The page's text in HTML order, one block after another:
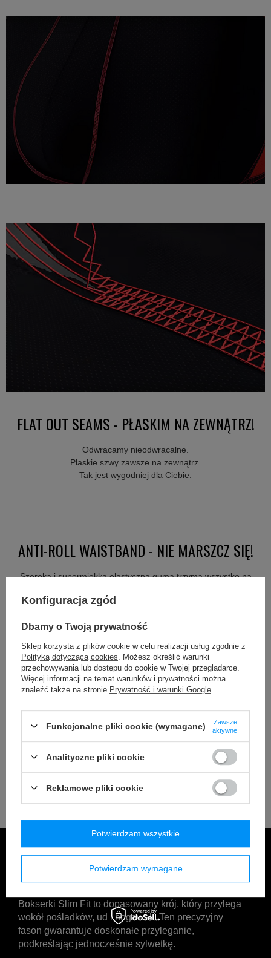
FLAT OUT SEAMS - PŁASKIM NA ZEWNĄTRZ!
Odwracamy nieodwracalne.
Płaskie szwy zawsze na zewnątrz.
Tak jest wygodniej dla Ciebie.
ANTI-ROLL WAISTBAND - NIE MARSZCZ SIĘ!
Szeroka i supermiękka elastyczna guma trzyma wszystko na
Nie marszczymy Freda.
SLIM FIT
Bokserki Slim Fit to dopasowany krój, który przylega
wokół pośladków, ud i nogawek. Ten precyzyjny
fason gwarantuje doskonałe przyleganie,
podkreślając jednocześnie sylwetkę.
Konfiguracja zgód
Dbamy o Twoją prywatność
Sklep korzysta z plików cookie w celu realizacji usług zgodnie z
Polityką dotyczącą cookies . Możesz określić warunki
przechowywania lub dostępu do cookie w Twojej przeglądarce.
Więcej informacji na temat warunków i prywatności można
znaleźć także na stronie Prywatność i warunki Google
Funkcjonalne pliki cookie (wymagane)
Zawsze
aktywne
Analityczne pliki cookie
Reklamowe pliki cookie
Potwierdzam wymagane
Potwierdzam wszystkie